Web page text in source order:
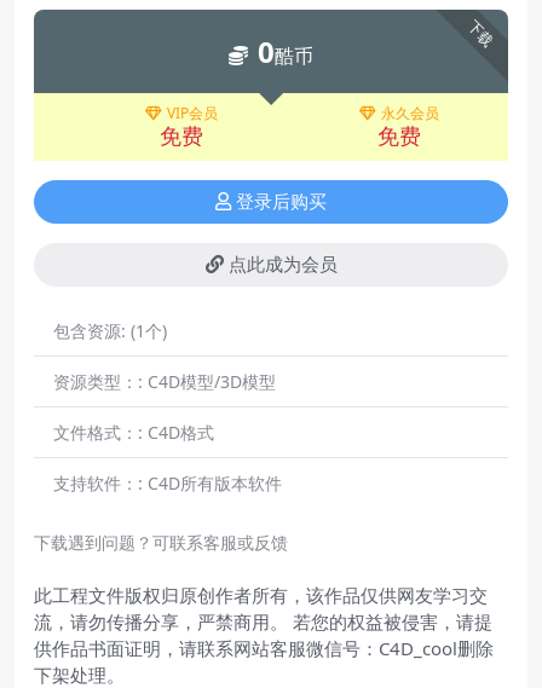
下载
0酷币
VIP会员
免费
永久会员
免费
登录后购买
点此成为会员
包含资源: (1个)
资源类型：: C4D模型/3D模型
文件格式：: C4D格式
支持软件：: C4D所有版本软件
下载遇到问题？可联系客服或反馈
此工程文件版权归原创作者所有，该作品仅供网友学习交
流，请勿传播分享，严禁商用。 若您的权益被侵害，请提
供作品书面证明，请联系网站客服微信号：C4D_cool删除
下架处理。